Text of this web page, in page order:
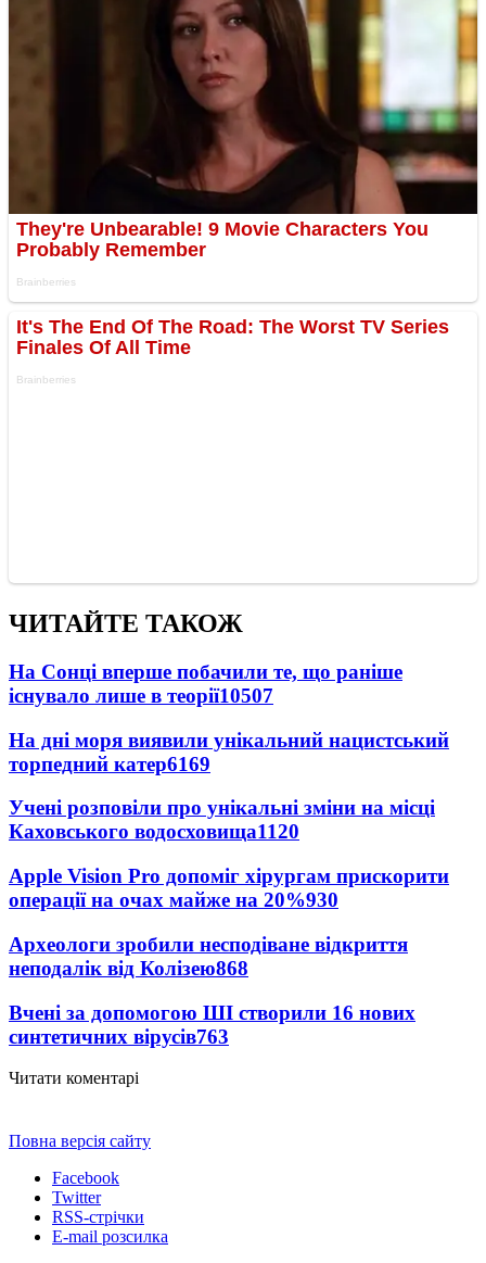
ЧИТАЙТЕ ТАКОЖ
На Сонці вперше побачили те, що раніше
існувало лише в теорії10507
На дні моря виявили унікальний нацистський
торпедний катер6169
Учені розповіли про унікальні зміни на місці
Каховського водосховища1120
Apple Vision Pro допоміг хірургам прискорити
операції на очах майже на 20%930
Археологи зробили несподіване відкриття
неподалік від Колізею868
Вчені за допомогою ШІ створили 16 нових
синтетичних вірусів763
Читати коментарі
Повна версія сайту
Facebook
Twitter
RSS-стрічки
E-mail розсилка